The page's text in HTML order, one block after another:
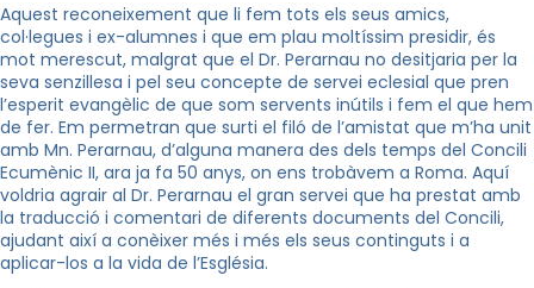
Aquest reconeixement que li fem tots els seus amics,
col·legues i ex-alumnes i que em plau moltíssim presidir, és
mot merescut, malgrat que el Dr. Perarnau no desitjaria per la
seva senzillesa i pel seu concepte de servei eclesial que pren
l’esperit evangèlic de que som servents inútils i fem el que hem
de fer. Em permetran que surti el filó de l’amistat que m’ha unit
amb Mn. Perarnau, d’alguna manera des dels temps del Concili
Ecumènic II, ara ja fa 50 anys, on ens trobàvem a Roma. Aquí
voldria agrair al Dr. Perarnau el gran servei que ha prestat amb
la traducció i comentari de diferents documents del Concili,
ajudant així a conèixer més i més els seus continguts i a
aplicar-los a la vida de l’Església.